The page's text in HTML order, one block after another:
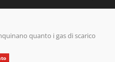
quanto i gas di scarico